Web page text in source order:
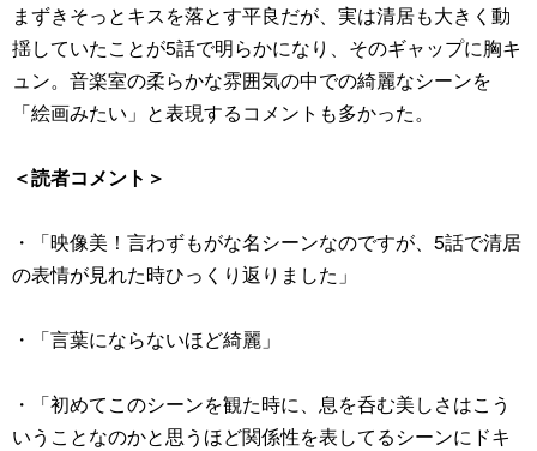
まずきそっとキスを落とす平良だが、実は清居も大きく動
揺していたことが5話で明らかになり、そのギャップに胸キ
ュン。音楽室の柔らかな雰囲気の中での綺麗なシーンを
「絵画みたい」と表現するコメントも多かった。
＜読者コメント＞
・「映像美！言わずもがな名シーンなのですが、5話で清居
の表情が見れた時ひっくり返りました」
・「言葉にならないほど綺麗」
・「初めてこのシーンを観た時に、息を呑む美しさはこう
いうことなのかと思うほど関係性を表してるシーンにドキ